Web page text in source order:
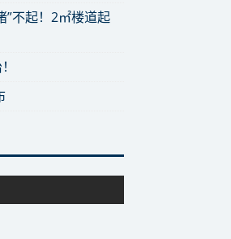
”不起！2㎡楼道起